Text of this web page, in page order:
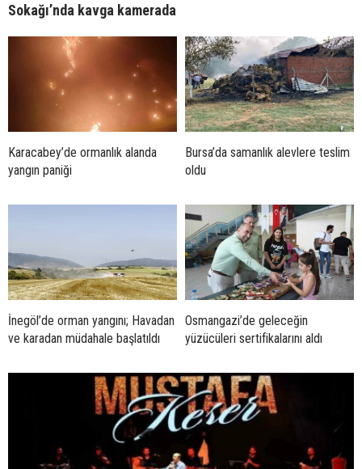
Sokağı’nda kavga kamerada
Karacabey’de ormanlık alanda
yangın paniği
Bursa’da samanlık alevlere teslim
oldu
İnegöl’de orman yangını; Havadan
ve karadan müdahale başlatıldı
Osmangazi’de geleceğin
yüzücüleri sertifikalarını aldı